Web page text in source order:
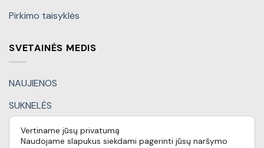
Pirkimo taisyklės
SVETAINĖS MEDIS
NAUJIENOS
SUKNELĖS
KOSTIUMĖLIAI
Vertiname jūsų privatumą
Naudojame slapukus siekdami pagerinti jūsų naršymo